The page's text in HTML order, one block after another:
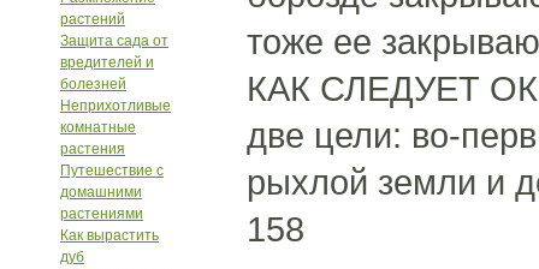
растений
Защита сада от
вредителей и
болезней
Неприхотливые
комнатные
растения
Путешествие с
домашними
растениями
Как вырастить
дуб
тоже ее
КАК СЛЕДУЕТ
две цели: во-
рыхлой земли и
158